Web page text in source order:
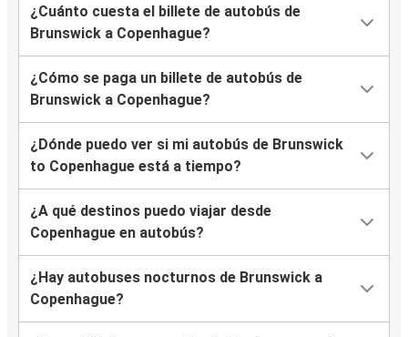
¿Cuánto cuesta el billete de autobús de
Brunswick a Copenhague?
¿Cómo se paga un billete de autobús de
Brunswick a Copenhague?
¿Dónde puedo ver si mi autobús de Brunswick
to Copenhague está a tiempo?
¿A qué destinos puedo viajar desde
Copenhague en autobús?
¿Hay autobuses nocturnos de Brunswick a
Copenhague?